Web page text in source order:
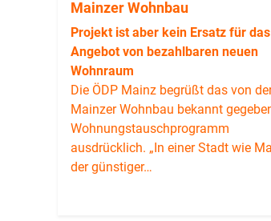
Mainzer Wohnbau
Projekt ist aber kein Ersatz für das
Angebot von bezahlbaren neuen
Wohnraum
Die ÖDP Mainz begrüßt das von
Mainzer Wohnbau bekannt
Wohnungstauschprogramm
ausdrücklich. „In einer Stadt wie
der günstiger…